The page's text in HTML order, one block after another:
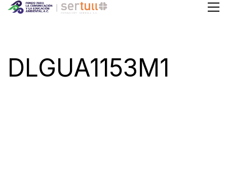
DLGUA1153M1